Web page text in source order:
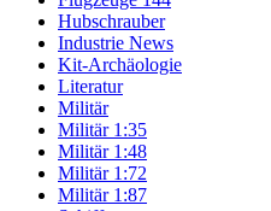
Hubschrauber
Industrie News
Kit-Archäologie
Literatur
Militär
Militär 1:35
Militär 1:48
Militär 1:72
Militär 1:87